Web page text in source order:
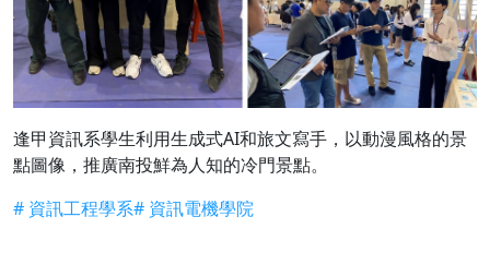
逢甲資訊系學生利用生成式AI和旅文寫手，以動漫風格的景
點圖像，推廣南投鮮為人知的冷門景點。
# 資訊工程學系# 資訊電機學院